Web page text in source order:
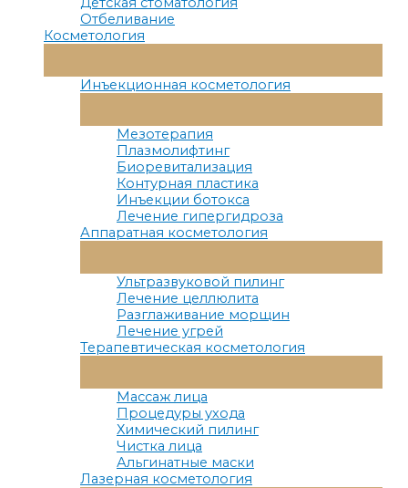
Отбеливание
Косметология
Меню
Инъекционная косметология
Меню
Мезотерапия
Плазмолифтинг
Биоревитализация
Контурная пластика
Инъекции ботокса
Лечение гипергидроза
Аппаратная косметология
Меню
Ультразвуковой пилинг
Лечение целлюлита
Разглаживание морщин
Лечение угрей
Терапевтическая косметология
Меню
Массаж лица
Процедуры ухода
Химический пилинг
Чистка лица
Альгинатные маски
Лазерная косметология